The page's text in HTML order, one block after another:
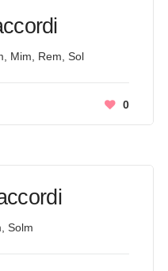
Mim, Rem, Sol
0
Solm